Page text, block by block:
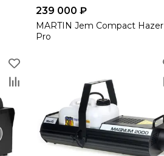
239 000 ₽
MARTIN Jem Compact Hazer
Pro